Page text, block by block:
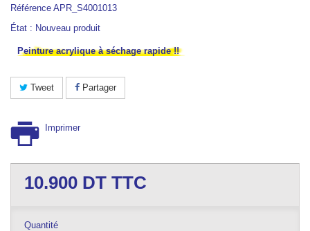
Référence APR_S4001013
État : Nouveau produit
Peinture acrylique à séchage rapide !!
Tweet Partager
Imprimer
10.900 DT TTC
Quantité